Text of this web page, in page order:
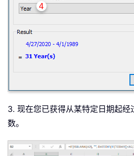
3. 现在您已获得从某特定日期起经
数。